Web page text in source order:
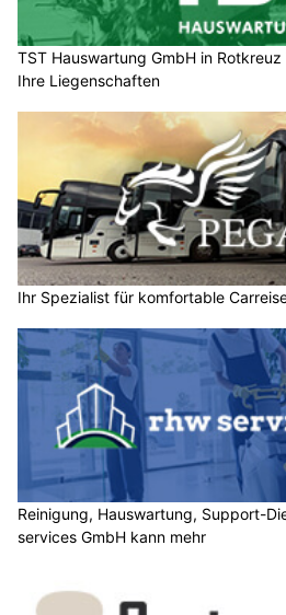
TST Hauswartung GmbH in
Ihre Liegenschaften
Ihr Spezialist für komfortable
Reinigung, Hauswartung, Support-
services GmbH kann mehr